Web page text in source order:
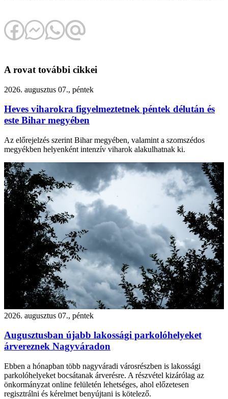
A rovat további cikkei
2026. augusztus 07., péntek
Heves viharokra figyelmeztetnek péntek délután és
este Bihar megyében
Az előrejelzés szerint Bihar megyében, valamint a szomszédos
megyékben helyenként intenzív viharok alakulhatnak ki.
2026. augusztus 07., péntek
Augusztusban újabb lakossági parkolóhelyeket
árvereznek Nagyváradon
Ebben a hónapban több nagyváradi városrészben is lakossági
parkolóhelyeket bocsátanak árverésre. A részvétel kizárólag az
önkormányzat online felületén lehetséges, ahol előzetesen
regisztrálni és kérelmet benyújtani is kötelező.